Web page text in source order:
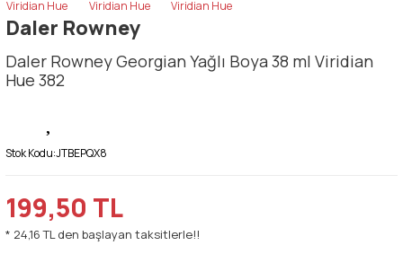
Daler Rowney
Daler Rowney Georgian Yağlı Boya 38 ml Viridian
Hue 382
Stok Kodu:JTBEPQX8
199,50 TL
* 24,16 TL den başlayan taksitlerle!!